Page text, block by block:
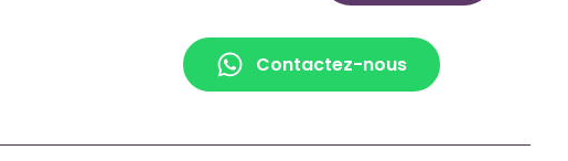
Contactez-nous